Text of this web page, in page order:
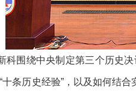
科围绕中央制定第三个历史
“十条历史经验”，以及如何结